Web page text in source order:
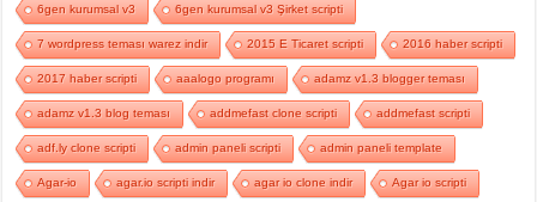
6gen kurumsal v3 6gen kurumsal v3 Şirket scripti
7 wordpress teması warez indir 2015 E Ticaret scripti 2016 haber scripti
2017 haber scripti aaalogo programı adamz v1.3 blogger teması
adamz v1.3 blog teması addmefast clone scripti addmefast scripti
adf.ly clone scripti admin paneli scripti admin paneli template
Agar-io agar.io scripti indir agar io clone indir Agar io scripti